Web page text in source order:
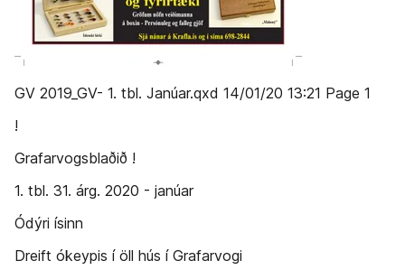
GV 2019_GV- 1. tbl. Janúar.qxd 14/01/20 13:21 Page 1
!
Graf­ar­vogs­blað­ið !
1. tbl. 31. árg. 2020 - janúar
Ódýri ísinn
Dreift ókeypis í öll hús í Grafarvogi